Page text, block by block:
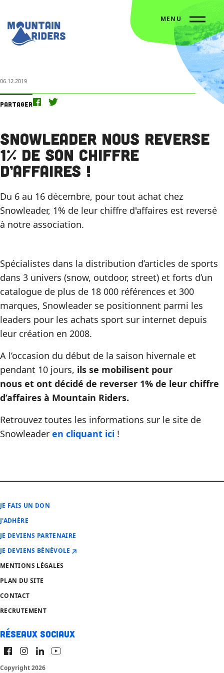
MENU
06.12.2019
Partager
Snowleader nous reverse
1% de son chiffre
d’affaires !
Du 6 au 16 décembre, pour tout achat chez
Snowleader, 1% de leur chiffre d'affaires est reversé
à notre association.
Spécialistes dans la distribution d’articles de sports
dans 3 univers (snow, outdoor, street) et forts d’un
catalogue de plus de 18 000 références et 300
marques, Snowleader se positionnent parmi les
leaders pour les achats sport sur internet depuis
leur création en 2008.
A l’occasion du début de la saison hivernale et
pendant 10 jours, ils se mobilisent pour
nous et ont décidé de reverser 1% de leur chiffre
d’affaires à Mountain Riders.
Retrouvez toutes les informations sur le site de
Snowleader en cliquant ici !
JE FAIS UN DON
J'ADHÈRE
JE DEVIENS PARTENAIRE
JE DEVIENS BÉNÉVOLE
MENTIONS LÉGALES
PLAN DU SITE
CONTACT
RECRUTEMENT
Réseaux sociaux
Copyright 2026